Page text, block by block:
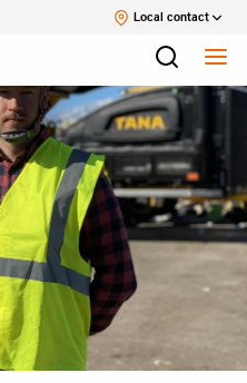
Local contact